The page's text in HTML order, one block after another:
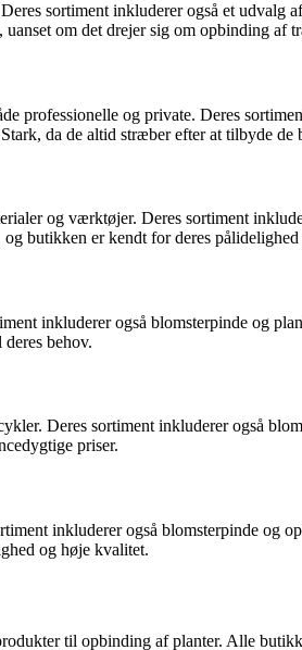
sortiment inkluderer også et udvalg
om det drejer sig om opbinding af
professionelle og private. Deres
da de altid stræber efter at tilbyde de
og værktøjer. Deres sortiment
butikken er kendt for deres pålidelighed
inkluderer også blomsterpinde og
behov.
Deres sortiment inkluderer også
priser.
inkluderer også blomsterpinde og
og høje kvalitet.
til opbinding af planter. Alle